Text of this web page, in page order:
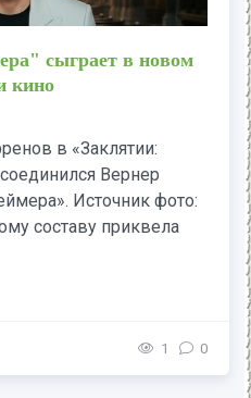
сыграет в новом
кино
в «Заклятии:
Вернер
Источник фото:
составу приквела
1 0